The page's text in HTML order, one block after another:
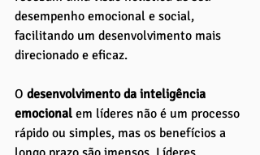
desempenho emocional e social,
facilitando um desenvolvimento mais
direcionado e eficaz.
O desenvolvimento da inteligência
emocional em líderes não é um processo
rápido ou simples, mas os benefícios a